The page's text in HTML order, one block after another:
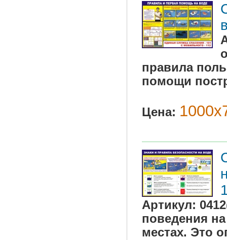
правила
помощи
Цена:
Артикул:
поведения
местах. Это